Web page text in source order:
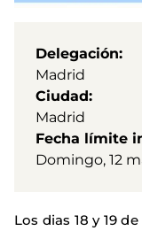
Delegación
Madrid
Ciudad
Madrid
Fecha límite
Domingo, 12
Los dias 18 y 19